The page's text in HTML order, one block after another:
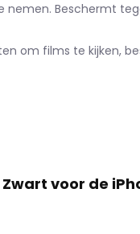
nemen. Beschermt
om films te kijken,
voor de